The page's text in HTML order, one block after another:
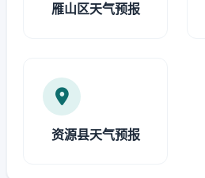
雁山区天气预报
资源县天气预报